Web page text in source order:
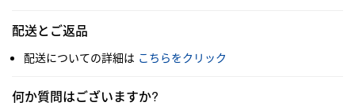
配送とご返品
配送についての詳細は こちらをクリック
何か質問はございますか?